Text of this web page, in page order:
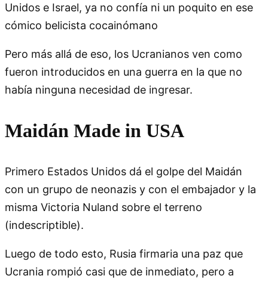
Unidos e Israel, ya no confía ni un poquito en ese
cómico belicista cocainómano
Pero más allá de eso, los Ucranianos ven como
fueron introducidos en una guerra en la que no
había ninguna necesidad de ingresar.
Maidán Made in USA
Primero Estados Unidos dá el golpe del Maidán
con un grupo de neonazis y con el embajador y la
misma Victoria Nuland sobre el terreno
(indescriptible).
Luego de todo esto, Rusia firmaria una paz que
Ucrania rompió casi que de inmediato, pero a